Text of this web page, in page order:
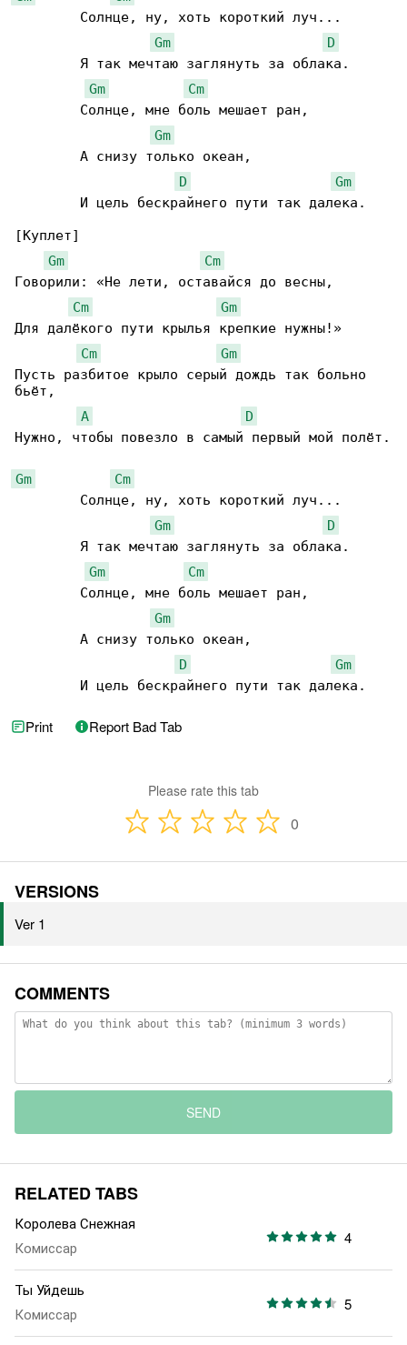
        Солнце, ну, хоть короткий луч...
Gm
D
        Я так мечтаю заглянуть за облака.
Gm
Cm
        Солнце, мне боль мешает ран,
Gm
        А снизу только океан,
D
Gm
        И цель бескрайнего пути так далека.
[Куплет]
Gm
Cm
Говорили: «Не лети, оставайся до весны,
Cm
Gm
Для далёкого пути крылья крепкие нужны!»
Cm
Gm
Пусть разбитое крыло серый дождь так больно
бьёт,
A
D
Нужно, чтобы повезло в самый первый мой полёт.
Gm
Cm
        Солнце, ну, хоть короткий луч...
Gm
D
        Я так мечтаю заглянуть за облака.
Gm
Cm
        Солнце, мне боль мешает ран,
Gm
        А снизу только океан,
D
Gm
        И цель бескрайнего пути так далека.
Print Report Bad Tab
Please rate this tab
0
VERSIONS
Ver 1
COMMENTS
SEND
RELATED TABS
Королева Снежная
Комиссар
4
Ты Уйдешь
Комиссар
5